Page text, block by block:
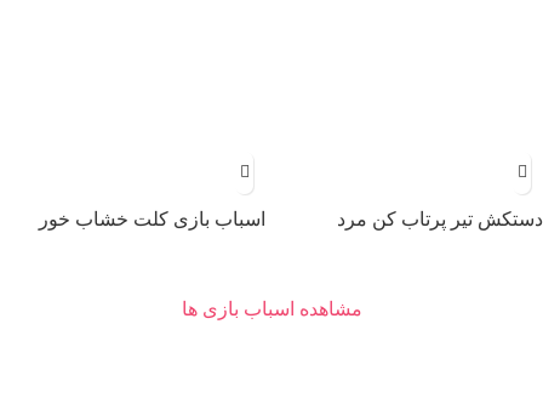
دستکش تیر پرتاب کن مرد
اسباب بازی کلت خشاب خور
مشاهده اسباب بازی ها